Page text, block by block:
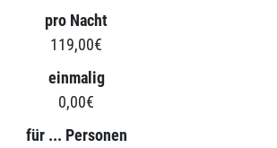
pro Nacht
119,00€
einmalig
0,00€
für ... Personen